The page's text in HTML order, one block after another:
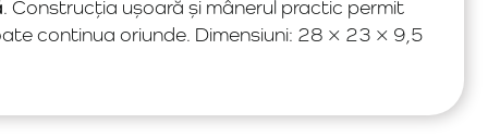
. Construcția ușoară și mânerul practic permit
continua oriunde. Dimensiuni: 28 × 23 × 9,5